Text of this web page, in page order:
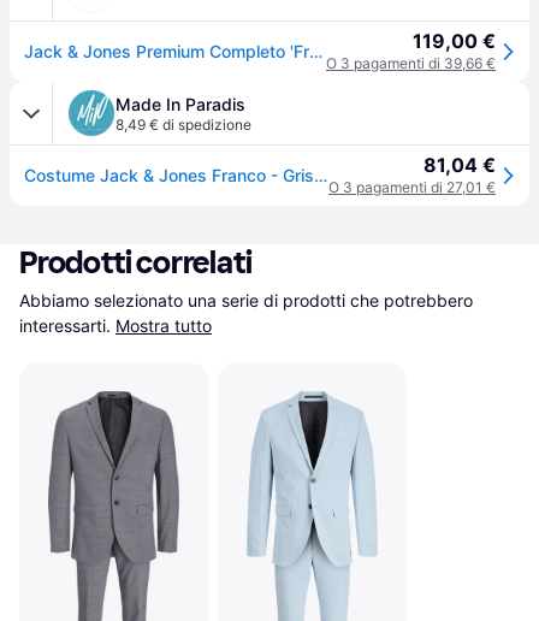
Jack & Jones Premium Completo 'Franco' grigio chiaro 119,00 €
O 3 pagamenti di 39,66 €
Made In Paradis
8,49 € di spedizione
Costume Jack & Jones Franco - Gris - 50 81,04 €
O 3 pagamenti di 27,01 €
Prodotti correlati
Abbiamo selezionato una serie di prodotti che potrebbero
interessarti. Mostra tutto